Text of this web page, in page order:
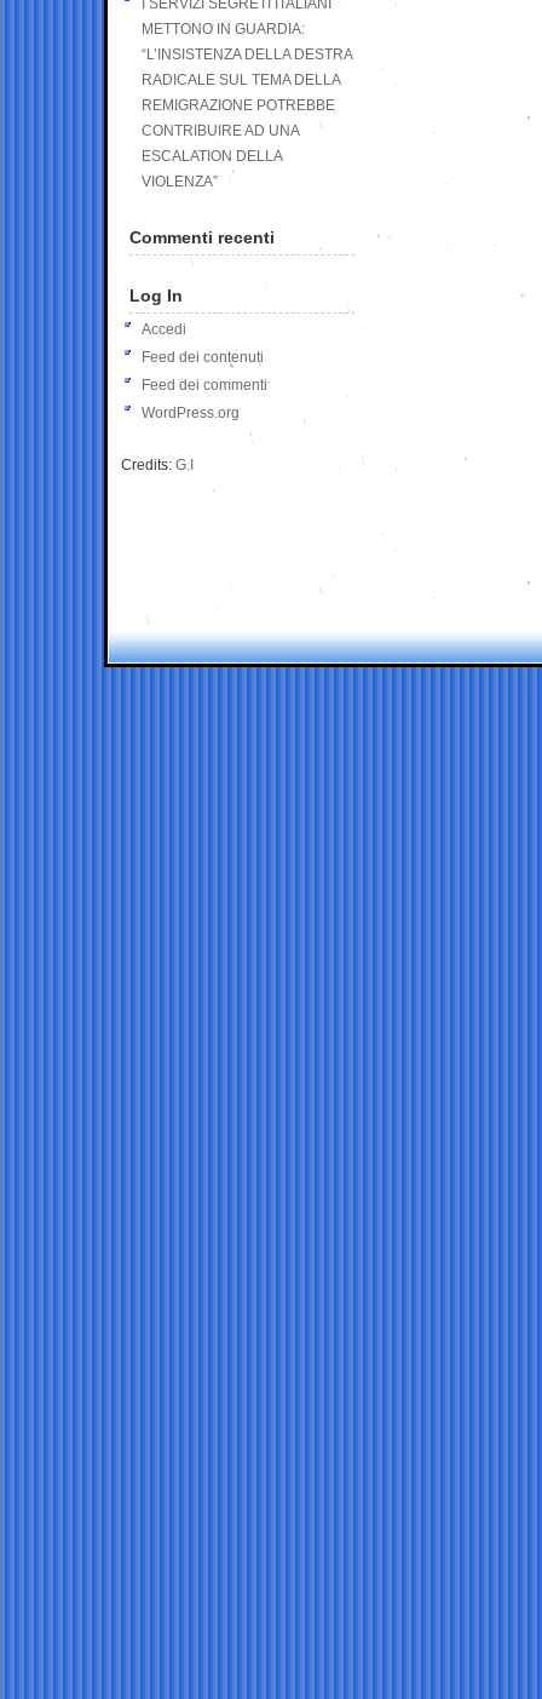
I SERVIZI SEGRETI ITALIANI
METTONO IN GUARDIA:
“L’INSISTENZA DELLA DESTRA
RADICALE SUL TEMA DELLA
REMIGRAZIONE POTREBBE
CONTRIBUIRE AD UNA
ESCALATION DELLA
VIOLENZA”
Commenti recenti
Log In
Accedi
Feed dei contenuti
Feed dei commenti
WordPress.org
Credits: G.I